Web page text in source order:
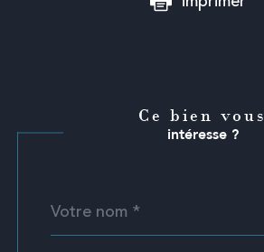
Ce bien vous
intéresse ?
par
*